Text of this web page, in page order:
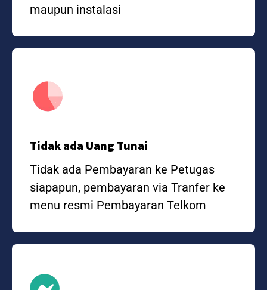
maupun instalasi
Tidak ada Uang Tunai
Tidak ada Pembayaran ke Petugas
siapapun, pembayaran via Tranfer ke
menu resmi Pembayaran Telkom